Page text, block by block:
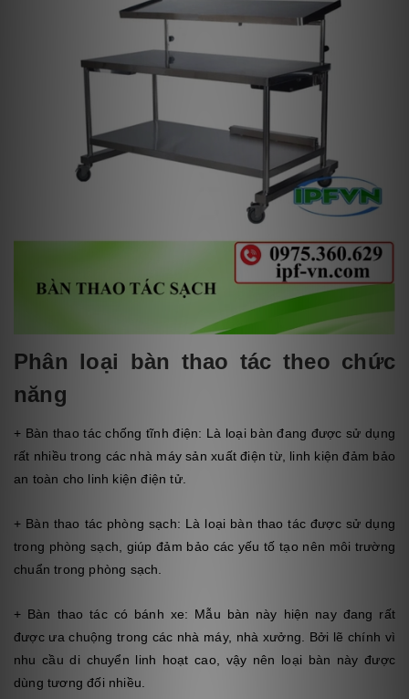
Phân loại bàn thao tác theo chức
năng
+ Bàn thao tác chống tĩnh điện: Là loại bàn đang được sử dụng
rất nhiều trong các nhà máy sản xuất điện từ, linh kiện đảm bảo
an toàn cho linh kiện điện tử.
+ Bàn thao tác phòng sạch: Là loại bàn thao tác được sử dụng
trong phòng sạch, giúp đảm bảo các yếu tố tạo nên môi trường
chuẩn trong phòng sạch.
+ Bàn thao tác có bánh xe: Mẫu bàn này hiện nay đang rất
được ưa chuộng trong các nhà máy, nhà xưởng. Bởi lẽ chính vì
nhu cầu di chuyển linh hoạt cao, vậy nên loại bàn này được
dùng tương đối nhiều.